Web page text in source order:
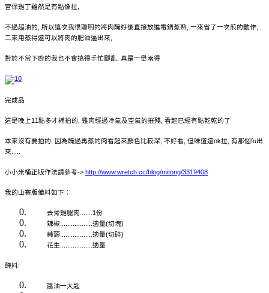
宮保雞丁雖然是有點像拉,
不過超油的, 所以這次我很聰明的將肉醃好後直接放進電鍋蒸熟, 一來省了一次煎的動作,
二來用蒸得還可以將肉的肥油逼出來,
對於不常下廚的我也不會搞得手忙腳亂, 真是一舉兩得
完成品
這是晚上11點多才補拍的, 雞肉經過冷氣及空氣的摧殘, 看起已經有點乾乾的了
本來沒有要拍的, 因為醃過再蒸的肉看起來顏色比較深, 不好看, 但味道還ok拉, 有那個fu出
來.....
小小米桶正版作法請參考-> http://www.wretch.cc/blog/mitong/3319408
我的山寨版備料如下：
去骨雞腿肉.......1份
辣椒..................適量(切塊)
蒜頭..................適量(切碎)
花生..................適量
醃料:
醬油一大匙